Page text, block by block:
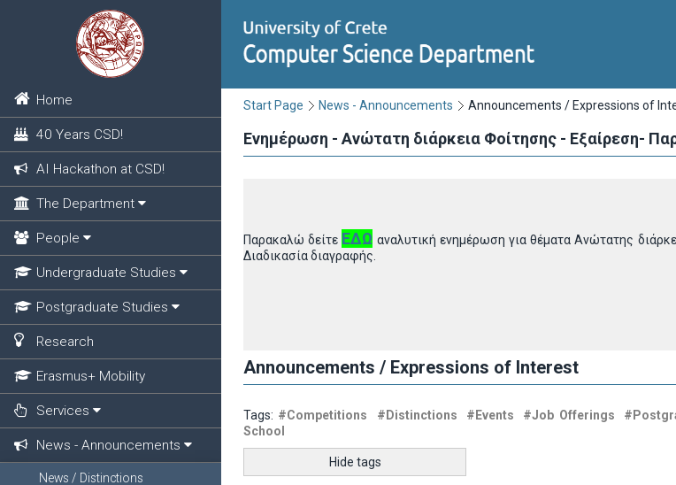
Home
40 Years CSD!
AI Hackathon at CSD!
The Department
People
Undergraduate Studies
Postgraduate Studies
Research
Erasmus+ Mobility
Services
News - Announcements
News / Distinctions
Start Page News - Announcements Announcements / Expressions of
Ενημέρωση - Ανώτατη διάρκεια Φοίτησης - Εξαίρεση-
Παρακαλώ δείτε ΕΔΩ αναλυτική ενημέρωση για θέματα Ανώτατης
Διαδικασία διαγραφής.
Announcements / Expressions of Interest
Tags: #Competitions #Distinctions #Events #Job Offerings
School
Hide tags